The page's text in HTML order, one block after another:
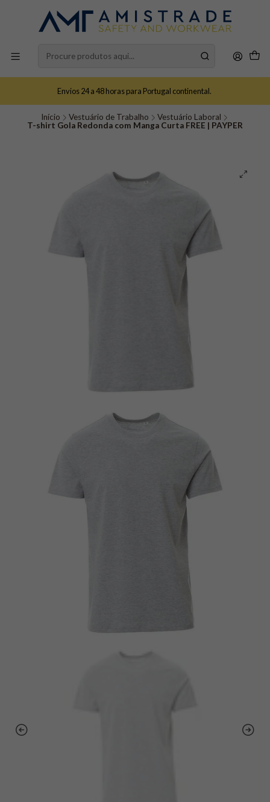
Envios 24 a 48 horas para Portugal continental.
Início Vestuário de Trabalho
Vestuário Laboral
T-shirt Gola Redonda com Manga Curta FREE | PAYPER